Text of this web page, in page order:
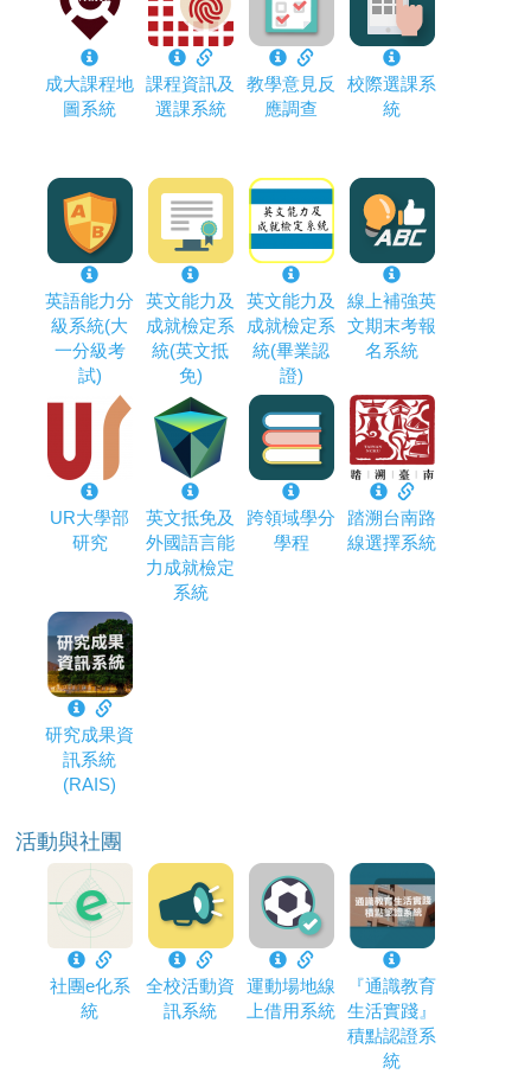
成大課程地
圖系統
課程資訊及
選課系統
教學意見反
應調查
校際選課系
統
英語能力分
級系統(大
一分級考
試)
英文能力及
成就檢定系
統(英文抵
免)
英文能力及
成就檢定系
統(畢業認
證)
線上補強英
文期末考報
名系統
UR大學部
研究
英文抵免及
外國語言能
力成就檢定
系統
跨領域學分
學程
踏溯台南路
線選擇系統
研究成果資
訊系統
(RAIS)
活動與社團
社團e化系
統
全校活動資
訊系統
運動場地線
上借用系統
『通識教育
生活實踐』
積點認證系
統